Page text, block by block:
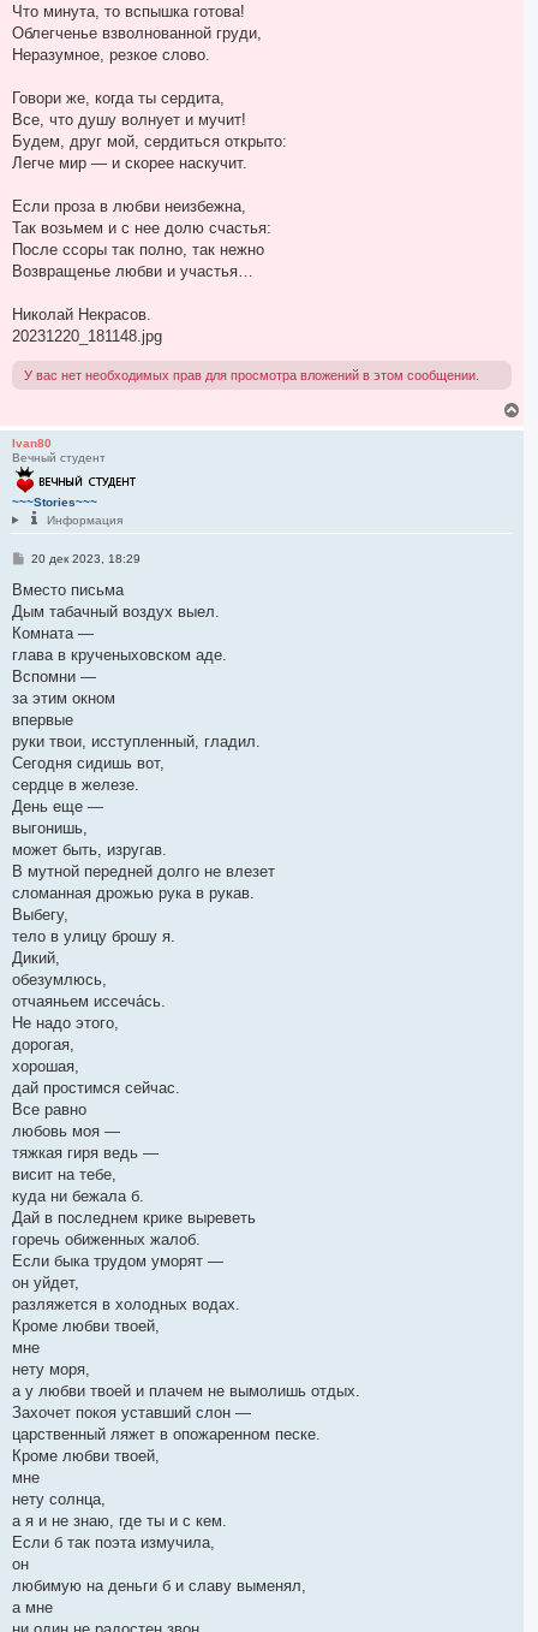
щ
е
и
Что минута, то вспышка готова!
Облегченье взволнованной груди,
Неразумное, резкое слово.
Говори же, когда ты сердита,
Все, что душу волнует и мучит!
Будем, друг мой, сердиться открыто:
Легче мир — и скорее наскучит.
Если проза в любви неизбежна,
Так возьмем и с нее долю счастья:
После ссоры так полно, так нежно
Возвращенье любви и участья…
Николай Некрасов.
20231220_181148.jpg
У вас нет необходимых прав для просмотра вложений в этом сообщении.
Ivan80
Вечный студент
~~~Stories~~~
Информация
С
о
щ
е
и
е
20 дек 2023, 18:29
Вместо письма
Дым табачный воздух выел.
Комната —
глава в крученыховском аде.
Вспомни —
за этим окном
впервые
руки твои, исступленный, гладил.
Сегодня сидишь вот,
сердце в железе.
День еще —
выгонишь,
может быть, изругав.
В мутной передней долго не влезет
сломанная дрожью рука в рукав.
Выбегу,
тело в улицу брошу я.
Дикий,
обезумлюсь,
отчаяньем иссеча́сь.
Не надо этого,
дорогая,
хорошая,
дай простимся сейчас.
Все равно
любовь моя —
тяжкая гиря ведь —
висит на тебе,
куда ни бежала б.
Дай в последнем крике выреветь
горечь обиженных жалоб.
Если быка трудом уморят —
он уйдет,
разляжется в холодных водах.
Кроме любви твоей,
мне
нету моря,
а у любви твоей и плачем не вымолишь отдых.
Захочет покоя уставший слон —
царственный ляжет в опожаренном песке.
Кроме любви твоей,
мне
нету солнца,
а я и не знаю, где ты и с кем.
Если б так поэта измучила,
он
любимую на деньги б и славу выменял,
а мне